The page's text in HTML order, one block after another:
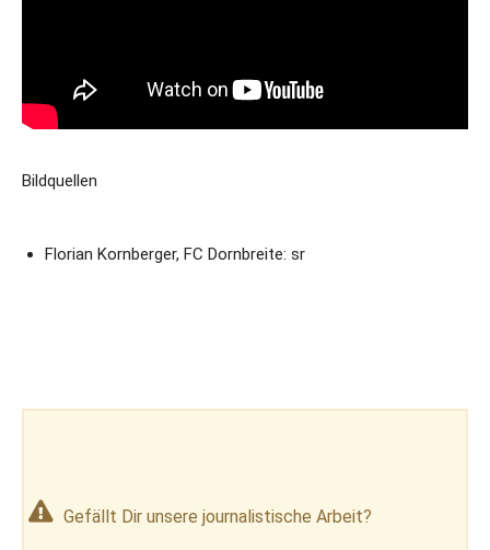
Bildquellen
Florian Kornberger, FC Dornbreite: sr
Gefällt Dir unsere journalistische Arbeit?